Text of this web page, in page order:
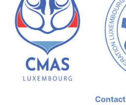
Contact